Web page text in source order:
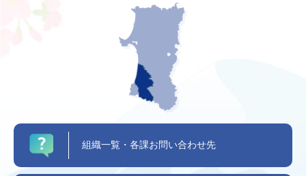
組織一覧・各課お問い合わせ先